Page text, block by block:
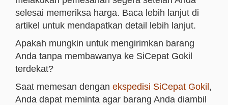
selesai memeriksa harga. Baca lebih lanjut di
artikel untuk mendapatkan detail lebih lanjut.
Apakah mungkin untuk mengirimkan barang
Anda tanpa membawanya ke SiCepat Gokil
terdekat?
Saat memesan dengan ekspedisi SiCepat Gokil ,
Anda dapat meminta agar barang Anda diambil